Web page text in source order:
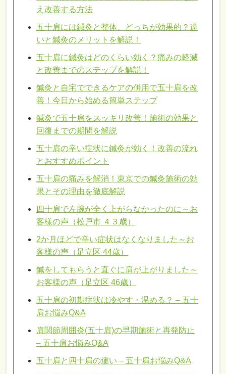
え改善する方法
五十肩には鍼灸と整体、どっちが効果的？違
いと鍼灸のメリットを解説！
五十肩に鍼灸はどのくらい効く？痛みの軽減
と改善までのステップを解説！
鍼灸と自宅でできるケアの併用で五十肩を改
善！今日から始める簡単ステップ
鍼灸で五十肩をスッキリ改善！施術の効果と
回復までの期間を解説
五十肩の辛い症状に鍼灸が効く！改善の流れ
とおすすめポイント
五十肩の痛みを解消！東京での鍼灸施術の効
果とその理由を徹底解説
四十肩で左腕が全く上がらなかったのに～お
客様の声（松戸市 ４３歳）
2か月ほどで辛い症状はなくなりました～お
客様の声（足立区 44歳）
鍼をしてもらうと直ぐに肩が上がりました～
お客様の声（足立区 46歳）
五十肩の初期症状は冷やす・温める？ – 五十
肩お悩みQ&A
肩関節周囲炎(五十肩)の早期施術と再発防止
– 五十肩お悩みQ&A
五十肩と四十肩の違い – 五十肩お悩みQ&A